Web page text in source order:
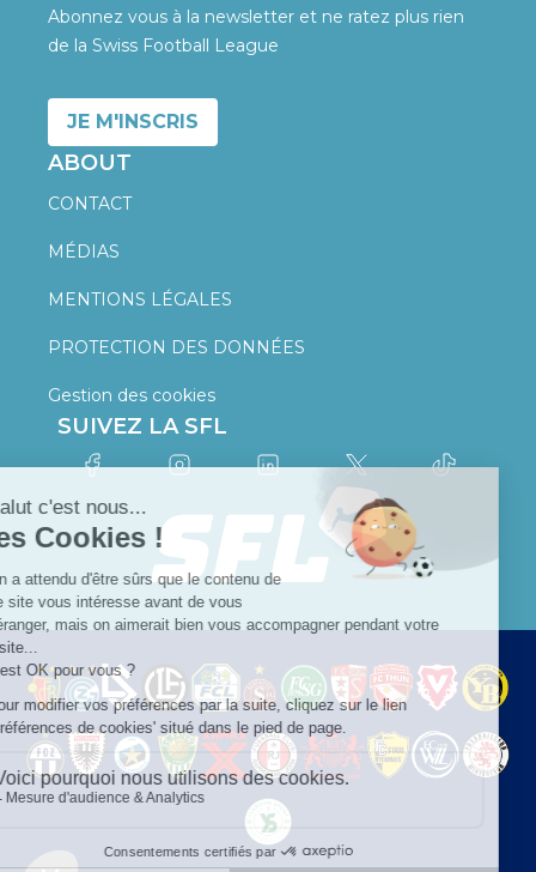
Abonnez vous à la newsletter et ne ratez plus rien
de la Swiss Football League
JE M'INSCRIS
ABOUT
CONTACT
MÉDIAS
MENTIONS LÉGALES
PROTECTION DES DONNÉES
Gestion des cookies
SUIVEZ LA SFL